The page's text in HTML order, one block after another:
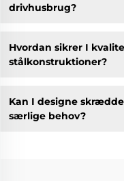
drivhusbrug?
Hvordan sikrer I
stålkonstruktioner?
Kan I designe
særlige behov?